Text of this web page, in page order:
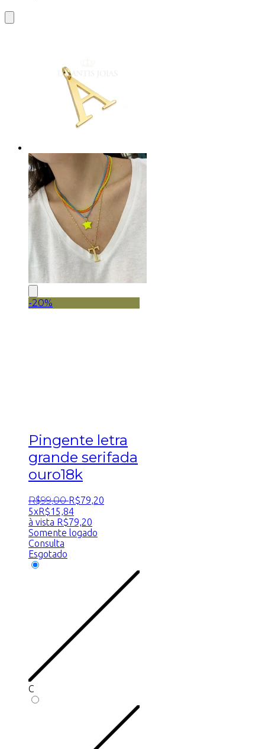
-20%
Pingente letra
grande serifada
ouro18k
R$99,00 R$79,20
5xR$15,84
à vista R$79,20
Somente logado
Consulta
Esgotado
C